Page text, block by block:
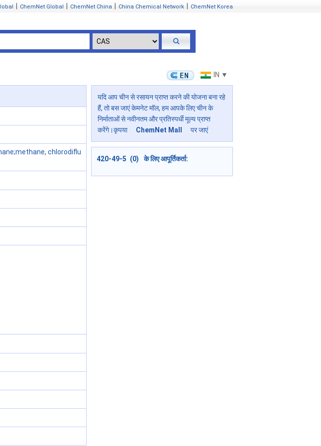
ChemNet Global ChemNet China China Chemical Network ChemNet Korea
IN ▼
chlorodiflu
यदि आप चीन से रसायन प्राप्त करने की योजना बना रहे
हैं, तो बस जाएं केमनेट मॉल, हम आपके लिए चीन के
निर्माताओं से नवीनतम और प्रतिस्पर्धी मूल्य प्राप्त
करेंगे।कृपया
ChemNet Mall पर जाएं
420-49-5 (0) के लिए आपूर्तिकर्ता: